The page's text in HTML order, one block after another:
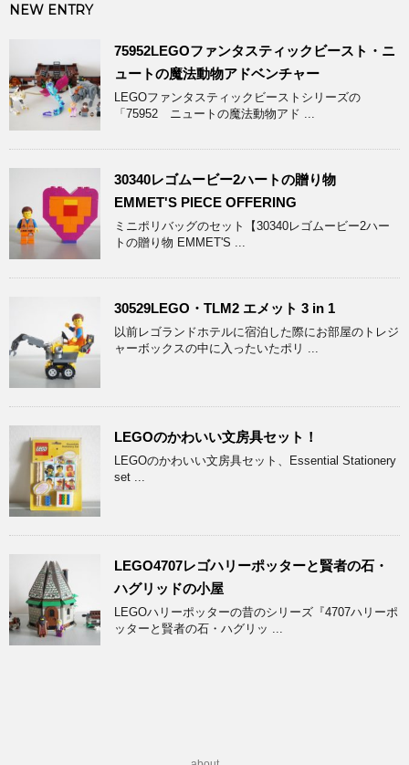
NEW ENTRY
75952LEGOファンタスティックビースト・ニ
ュートの魔法動物アドベンチャー
LEGOファンタスティックビーストシリーズの
「75952 ニュートの魔法動物アド ...
30340レゴムービー2ハートの贈り物
EMMET'S PIECE OFFERING
ミニポリバッグのセット【30340レゴムービー2ハー
トの贈り物 EMMET'S ...
30529LEGO・TLM2 エメット 3 in 1
以前レゴランドホテルに宿泊した際にお部屋のトレジ
ャーボックスの中に入ったいたポリ ...
LEGOのかわいい文房具セット！
LEGOのかわいい文房具セット、Essential Stationery
set ...
LEGO4707レゴハリーポッターと賢者の石・
ハグリッドの小屋
LEGOハリーポッターの昔のシリーズ『4707ハリーポ
ッターと賢者の石・ハグリッ ...